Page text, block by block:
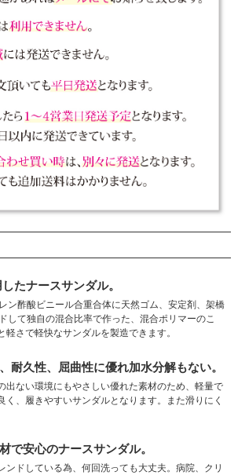
たナースサンダル。
ン酢酸ビニール合重合体に天然ゴム、安定剤、架橋
して独自の混合比率で作った、混合ポリマーのこ
軽さで軽快なサンダルを製造できます。
耐久性、屈曲性に優れ加水分解もない。
出ない環境にもやさしい優れた素材のため、軽量で
く、履きやすいサンダルとなります。また滑りにく
で安心のナースサンダル。
ンドしている為、何回洗っても大丈夫。病院、クリ